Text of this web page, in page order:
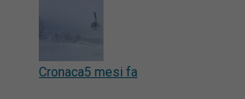
Cronaca5 mesi fa